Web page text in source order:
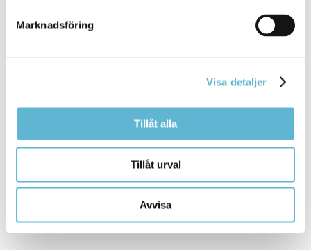
Marknadsföring
Visa detaljer
Tillåt alla
Tillåt urval
Avvisa
hittar du påwww.teletal.se
tystnadsplikt deltar och ger stöd vid behov. Tolken kan till
exempel underlätta att komma rätt i växeln, tolka otydligt
korta minnesanteckningar av vad som sägs.
Sidan senast uppdaterad: den 27 February 2023